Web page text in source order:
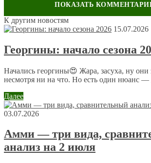
Оставить комментарий
Ваш адрес email не будет опубликован.
помечены*
Комментарий*
Имя*
К другим новостям
15.07.2026
Георгины: начало сезона
Начались георгины😍 Жара, засуха, ну они
несмотря ни на что. Но есть один нюанс
Далее
03.07.2026
Амми — три вида,
анализ на 2 июля